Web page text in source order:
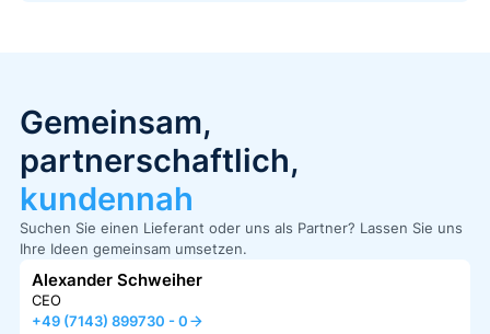
Gemeinsam,
partnerschaftlich,
kundennah
Suchen Sie einen Lieferant oder uns als Partner? Lassen Sie uns
Ihre Ideen gemeinsam umsetzen.
Alexander Schweiher
CEO
+49 (7143) 899730 - 0